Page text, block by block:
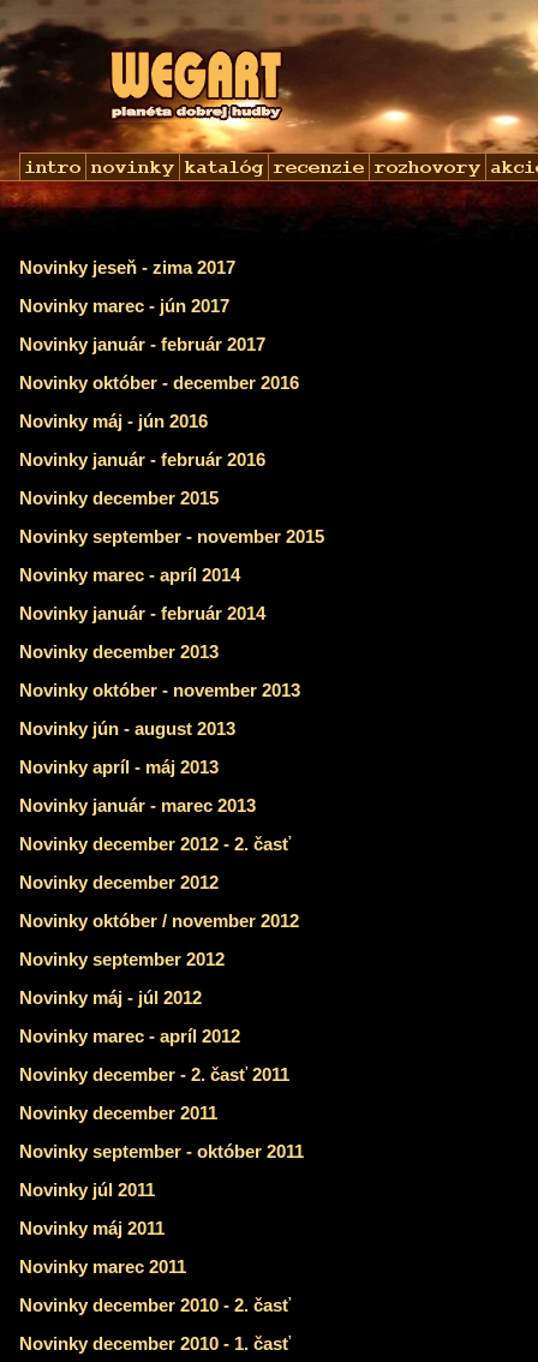
Novinky jeseň - zima 2017
Novinky marec - jún 2017
Novinky január - február 2017
Novinky október - december 2016
Novinky máj - jún 2016
Novinky január - február 2016
Novinky december 2015
Novinky september - november 2015
Novinky marec - apríl 2014
Novinky január - február 2014
Novinky december 2013
Novinky október - november 2013
Novinky jún - august 2013
Novinky apríl - máj 2013
Novinky január - marec 2013
Novinky december 2012 - 2. časť
Novinky december 2012
Novinky október / november 2012
Novinky september 2012
Novinky máj - júl 2012
Novinky marec - apríl 2012
Novinky december - 2. časť 2011
Novinky december 2011
Novinky september - október 2011
Novinky júl 2011
Novinky máj 2011
Novinky marec 2011
Novinky december 2010 - 2. časť
Novinky december 2010 - 1. časť